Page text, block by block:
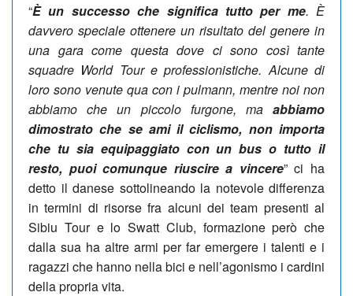
“È un successo che significa tutto per me. È
davvero speciale ottenere un risultato del genere in
una gara come questa dove ci sono così tante
squadre World Tour e professionistiche. Alcune di
loro sono venute qua con i pulmann, mentre noi non
abbiamo che un piccolo furgone, ma abbiamo
dimostrato che se ami il ciclismo, non importa
che tu sia equipaggiato con un bus o tutto il
resto, puoi comunque riuscire a vincere” ci ha
detto il danese sottolineando la notevole differenza
in termini di risorse fra alcuni dei team presenti al
Sibiu Tour e lo Swatt Club, formazione però che
dalla sua ha altre armi per far emergere i talenti e i
ragazzi che hanno nella bici e nell’agonismo i cardini
della propria vita.